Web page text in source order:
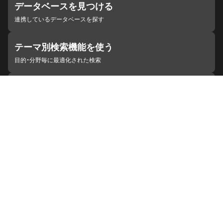
データベースを見つける
連携しているデータベースを探す
テーマ別検索機能を使う
目的・分野毎に最適化された検索